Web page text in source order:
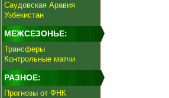
Саудовская Аравия
Узбекистан
МЕЖСЕЗОНЬЕ:
Трансферы
Контрольные матчи
РАЗНОЕ:
Прогнозы от ФНК